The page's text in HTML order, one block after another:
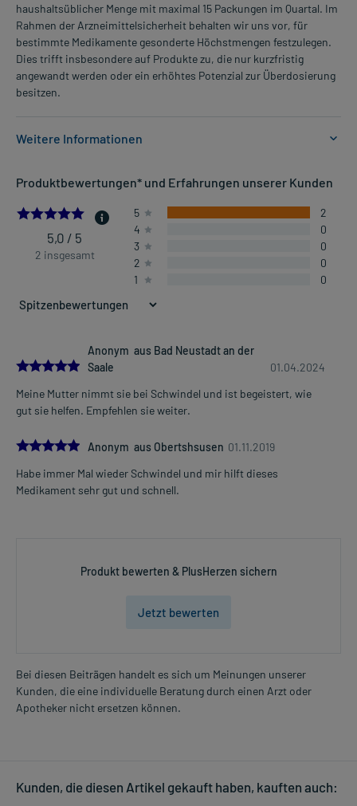
haushaltsüblicher Menge mit maximal 15 Packungen im Quartal. Im
Rahmen der Arzneimittelsicherheit behalten wir uns vor, für
bestimmte Medikamente gesonderte Höchstmengen festzulegen.
Dies trifft insbesondere auf Produkte zu, die nur kurzfristig
angewandt werden oder ein erhöhtes Potenzial zur Überdosierung
besitzen.
Weitere Informationen
- Schwindel, wie z.B. bei Erkrankungen des
- Schwindel
Dosierung und Anwendungshinweise:
Erwachsene (über 56 kg Körpergewicht)
1 Kapsel
1-2 mal täglich
Die Gesamtdosis sollte nicht ohne Rücksprache mit einem Arzt
Art der Anwendung?
ein.
Grundsätzlich sollte das Arzneimittel nur kurzzeitig angewendet
Behandlungswochen sollte geprüft werden, ob eine weitere
Verdacht auf eine Überdosierung umgehend mit einem Arzt in
Verbindung.
Mehr anzeigen
Produktbewertungen* und Erfahrungen unserer Kunden
5.0
5,0 / 5
2 insgesamt
5
2
4
0
3
0
2
0
1
0
5.0
Anonym aus Bad Neustadt an der
Saale
01.04.2024
Meine Mutter nimmt sie bei Schwindel und ist begeistert, wie
gut sie helfen. Empfehlen sie weiter.
5.0Anonym aus Obertshsusen 01.11.2019
Habe immer Mal wieder Schwindel und mir hilft dieses
Medikament sehr gut und schnell.
Produkt bewerten & PlusHerzen sichern
Jetzt bewerten
Bei diesen Beiträgen handelt es sich um Meinungen unserer
Kunden, die eine individuelle Beratung durch einen Arzt oder
Apotheker nicht ersetzen können.
Kunden, die diesen Artikel gekauft haben, kauften auch: